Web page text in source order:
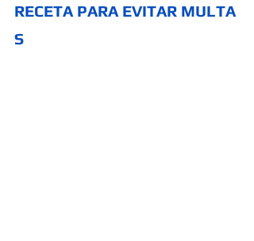
RECETA PARA EVITAR MULTA
S